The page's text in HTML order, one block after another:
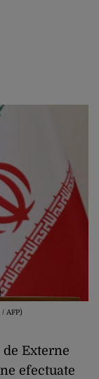
AFP)
Externe
efectuate